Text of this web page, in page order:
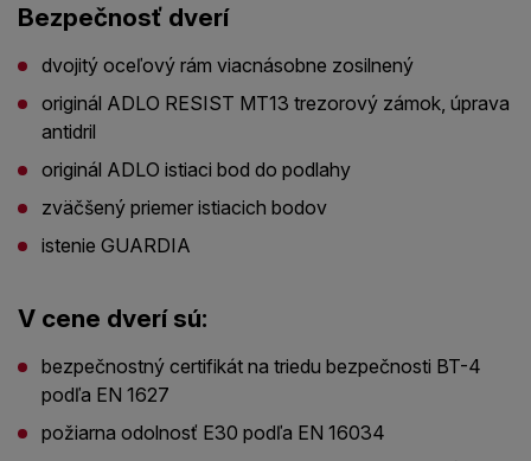
Bezpečnosť dverí
dvojitý oceľový rám viacnásobne zosilnený
originál ADLO RESIST MT13 trezorový zámok, úprava
antidril
originál ADLO istiaci bod do podlahy
zväčšený priemer istiacich bodov
istenie GUARDIA
V cene dverí sú:
bezpečnostný certifikát na triedu bezpečnosti BT-4
podľa EN 1627
požiarna odolnosť E30 podľa EN 16034